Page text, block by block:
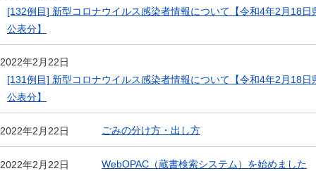
[132例目] 新型コロナウイルス感染者情報について【令和4年2月18日
公表分】
2022年2月22日
[131例目] 新型コロナウイルス感染者情報について【令和4年2月18日
公表分】
2022年2月22日 ごみの分け方・出し方
2022年2月22日 WebOPAC（蔵書検索システム）を始めました